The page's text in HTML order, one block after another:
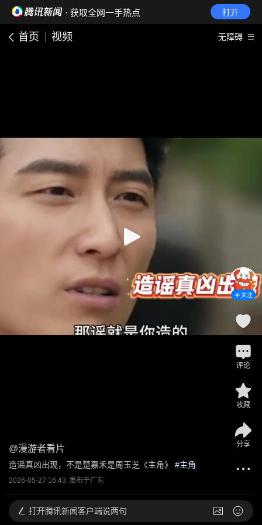
· 获取全网一手热点 打开
首页 视频 无障碍
@漫游者看片
造谣真凶出现，不是楚嘉禾是周玉芝《主角》 #主角
2026-05-27 16:43 发布于广东
关注
评论
收藏
分享
打开腾讯新闻客户端说两句